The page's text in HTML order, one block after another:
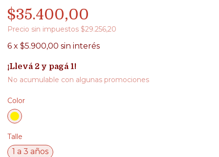
$35.400,00
Precio sin impuestos $29.256,20
6 x $5.900,00 sin interés
¡Llevá 2 y pagá 1!
No acumulable con algunas promociones
Color
Talle
1 a 3 años